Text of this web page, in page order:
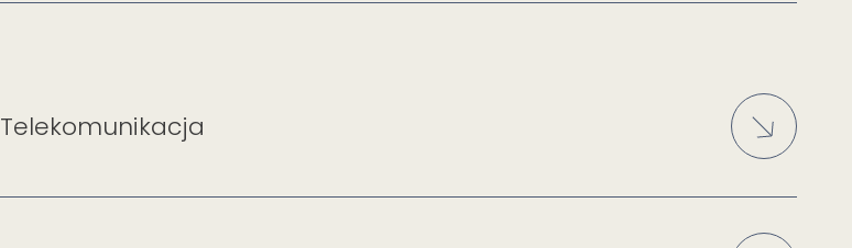
Telekomunikacja